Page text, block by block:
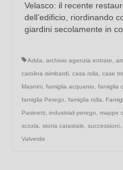
Velasco: il recente
dell’edificio, riordinando
giardini secolamente in
Adda archivio agenzia entrate
carolina isimbardi casa rolla case
Masnini famiglia acquanio famiglia
famiglia Perego
famiglia rolla
Pasinetti industriali perego mappe
scozia
storia catastale successioni
Valverde